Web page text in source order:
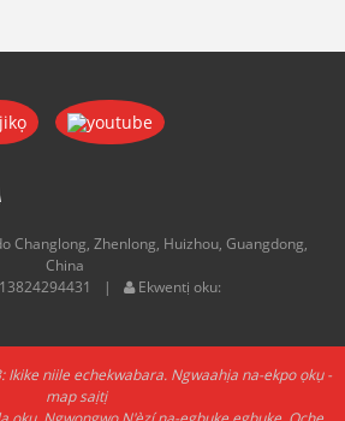
Changlong, Zhenlong, Huizhou, Guangdong,
China
Ekwentị oku:
Ikike niile echekwabara. Ngwaahịa na-ekpo ọkụ-
map saịtị